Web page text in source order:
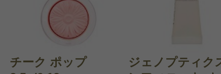
感じた効能：発色がよい
購入品：チーク ポップ
チーク ポップ
ジェノプティク